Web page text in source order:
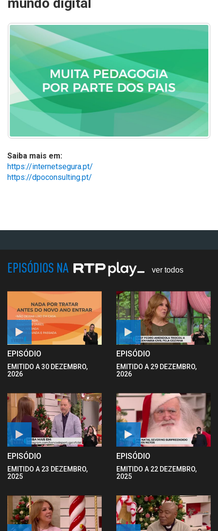
Saiba mais em:
https://internetsegura.pt/
https://dpoconsulting.pt/
EPISÓDIOS NA ver todos
EPISÓDIO
EMITIDO A 30 DEZEMBRO,
2026
EPISÓDIO
EMITIDO A 29 DEZEMBRO,
2026
EPISÓDIO
EMITIDO A 23 DEZEMBRO,
2025
EPISÓDIO
EMITIDO A 22 DEZEMBRO,
2025